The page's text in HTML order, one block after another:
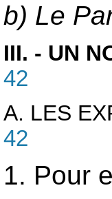
b) Le
III. - UN
42
A. LES
42
1. Pour